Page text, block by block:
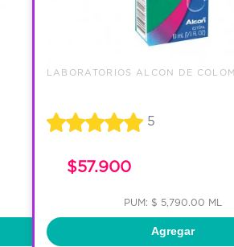
LABORATORIOS ALCON DE
5
$57.900
PUM: $ 5,790.00 ML
Agregar